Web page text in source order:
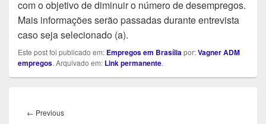
com o objetivo de diminuir o número de desempregos.
Mais informações serão passadas durante entrevista
caso seja selecionado (a).
Este post foi publicado em: Empregos em Brasíliapor:Vagner ADM
empregos. Arquivado em: Link permanente.
de
← PreviousPrevious